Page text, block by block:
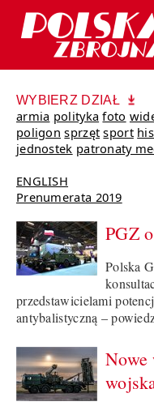
WYBIERZ DZIAŁ
armia polityka foto
poligon sprzęt sport
jednostek patronaty
ENGLISH
Prenumerata 2019
PGZ
Polska
przedstawicielami
antybalistyczną –